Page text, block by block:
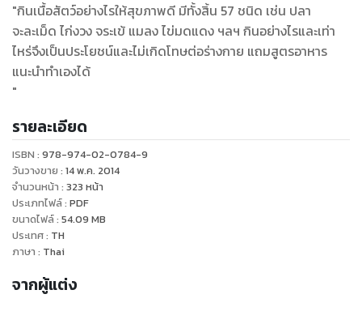
"กินเนื้อสัตว์อย่างไรให้สุขภาพดี มีทั้งสิ้น 57 ชนิด เช่น ปลา
จะละเม็ด ไก่งวง จระเข้ แมลง ไข่มดแดง ฯลฯ กินอย่างไรและเท่า
ไหร่จึงเป็นประโยชน์และไม่เกิดโทษต่อร่างกาย แถมสูตรอาหาร
แนะนำทำเองได้
"
รายละเอียด
ISBN : 978-974-02-0784-9
วันวางขาย : 14 พ.ค. 2014
จำนวนหน้า : 323 หน้า
ประเภทไฟล์: PDF
ขนาดไฟล์: 54.09 MB
ประเทศ: TH
ภาษา : Thai
จากผู้แต่ง